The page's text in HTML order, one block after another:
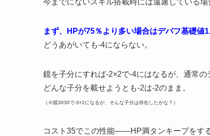
今までにないスキル搭載時には遠慮している場
まず、HPが75％より多い場合はデバフ基礎値
どうあがいても-4にならない。
鏡を子分にすれば-2×2で-4にはなるが、通常の
どんな子分を載せようとも-2は-2のまま。
（※鏡3030で-3×2になるが、そんな子分は存在したかな？）
コスト35でこの性能――HP満タンキープをす